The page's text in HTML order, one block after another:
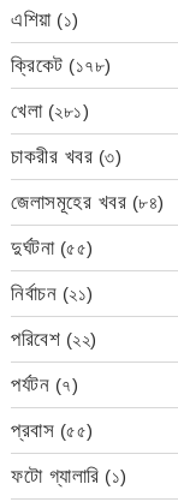
এশিয়া(১)
ক্রিকেট (১৭৮)
খেলা(২৮১)
চাকরীর খবর (৩)
জেলাসমূহের খবর (৮৪)
দুর্ঘটনা(৫৫)
নির্বাচন (২১)
পরিবেশ (২২)
পর্যটন (৭)
প্রবাস (৫৫)
ফটো গ্যালারি (১)